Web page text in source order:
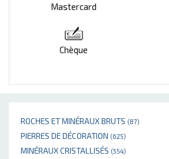
ROCHES ET MINÉRAUX BRUTS (87)
PIERRES DE DÉCORATION (625)
MINÉRAUX CRISTALLISÉS (554)
Mastercard
Chèque